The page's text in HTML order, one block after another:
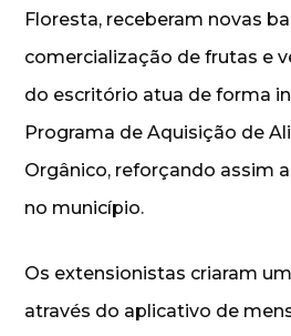
Floresta, receberam novas
comercialização de frutas e
do escritório atua de forma
Programa de Aquisição de
Orgânico, reforçando assim
no município.
Os extensionistas criaram
através do aplicativo de